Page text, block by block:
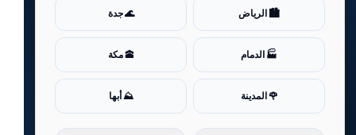
🏙️ الرياض 🌊 جدة
🏭 الدمام 🕋 مكة
🌹 المدينة ⛰️ أبها